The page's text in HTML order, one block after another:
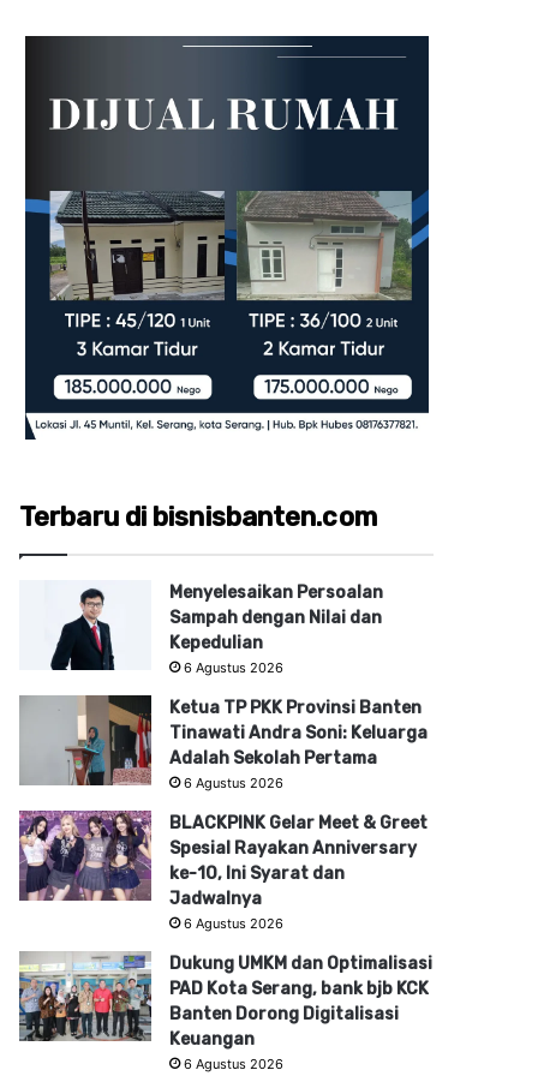
Terbaru di bisnisbanten.com
Menyelesaikan Persoalan
Sampah dengan Nilai dan
Kepedulian
6 Agustus 2026
Ketua TP PKK Provinsi Banten
Tinawati Andra Soni: Keluarga
Adalah Sekolah Pertama
6 Agustus 2026
BLACKPINK Gelar Meet & Greet
Spesial Rayakan Anniversary
ke-10, Ini Syarat dan
Jadwalnya
6 Agustus 2026
Dukung UMKM dan Optimalisasi
PAD Kota Serang, bank bjb KCK
Banten Dorong Digitalisasi
Keuangan
6 Agustus 2026